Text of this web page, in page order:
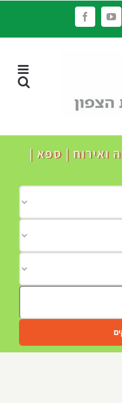
YouTube
Facebook
ואירוח | ספא |